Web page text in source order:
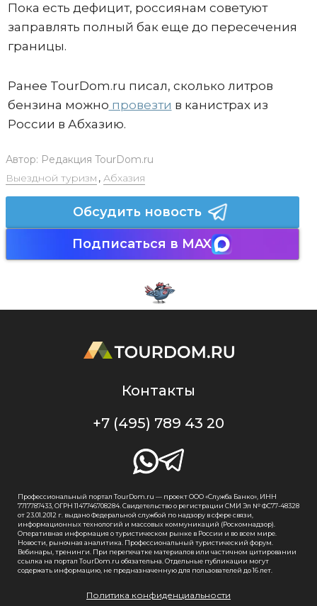
Пока есть дефицит, россиянам советуют
заправлять полный бак еще до пересечения
границы.
Ранее TourDom.ru писал, сколько литров
бензина можно провезти в канистрах из
России в Абхазию.
Автор: Редакция TourDom.ru
Выездной туризм , Абхазия
Обсудить новость
Подписаться в MAX
Контакты
+7 (495) 789 43 20
Профессиональный портал TourDom.ru — проект ООО «Служба Банко», ИНН
7717787433, ОГРН 1147746708284. Свидетельство о регистрации СМИ Эл № ФС77-48328
от 23.01.2012 г. выдано Федеральной службой по надзору в сфере связи,
информационных технологий и массовых коммуникаций (Роскомнадзор).
Оперативная информация о туристическом рынке в России и во всем мире.
Новости, рыночная аналитика. Профессиональный туристический форум.
Вебинары, тренинги. При перепечатке материалов или частичном цитировании
ссылка на портал TourDom.ru обязательна. Отдельные публикации могут
содержать информацию, не предназначенную для пользователей до 16 лет.
Политика конфиденциальности